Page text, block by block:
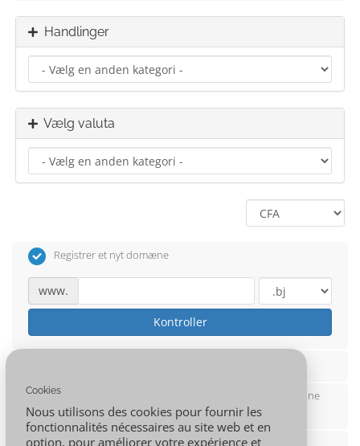
Handlinger
Vælg valuta
Registrer et nyt domæne
www.
Kontroller
Jeg vil bruge mit eksisterende domæne og opdatere mine
navneservere
Cookies
Nous utilisons des cookies pour fournir les
fonctionnalités nécessaires au site web et en
option, pour améliorer votre expérience et